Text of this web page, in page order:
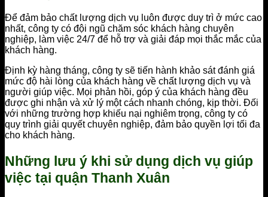
Để đảm bảo chất lượng dịch vụ luôn được duy trì ở mức cao
nhất, công ty có đội ngũ chăm sóc khách hàng chuyên
nghiệp, làm việc 24/7 để hỗ trợ và giải đáp mọi thắc mắc của
khách hàng.
Định kỳ hàng tháng, công ty sẽ tiến hành khảo sát đánh giá
mức độ hài lòng của khách hàng về chất lượng dịch vụ và
người giúp việc. Mọi phản hồi, góp ý của khách hàng đều
được ghi nhận và xử lý một cách nhanh chóng, kịp thời. Đối
với những trường hợp khiếu nại nghiêm trọng, công ty có
quy trình giải quyết chuyên nghiệp, đảm bảo quyền lợi tối đa
cho khách hàng.
Những lưu ý khi sử dụng dịch vụ giúp
việc tại quận Thanh Xuân